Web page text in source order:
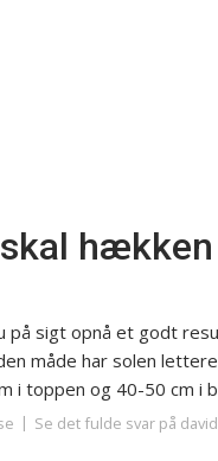
på sigt opnå et godt
måde har solen
i toppen og 40-50 cm i
Se det fulde svar på